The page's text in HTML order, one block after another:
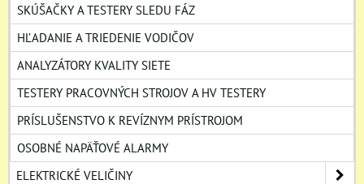
SKÚŠAČKY A TESTERY SLEDU FÁZ
HĽADANIE A TRIEDENIE VODIČOV
ANALYZÁTORY KVALITY SIETE
TESTERY PRACOVNÝCH STROJOV A HV TESTERY
PRÍSLUŠENSTVO K REVÍZNYM PRÍSTROJOM
OSOBNÉ NAPÄŤOVÉ ALARMY
ELEKTRICKÉ VELIČINY